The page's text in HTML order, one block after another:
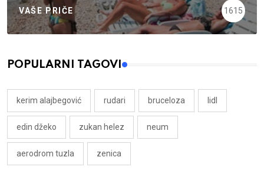
VAŠE PRIČE 1615
POPULARNI TAGOVI
kerim alajbegović rudari bruceloza lidl
edin džeko zukan helez neum
aerodrom tuzla zenica